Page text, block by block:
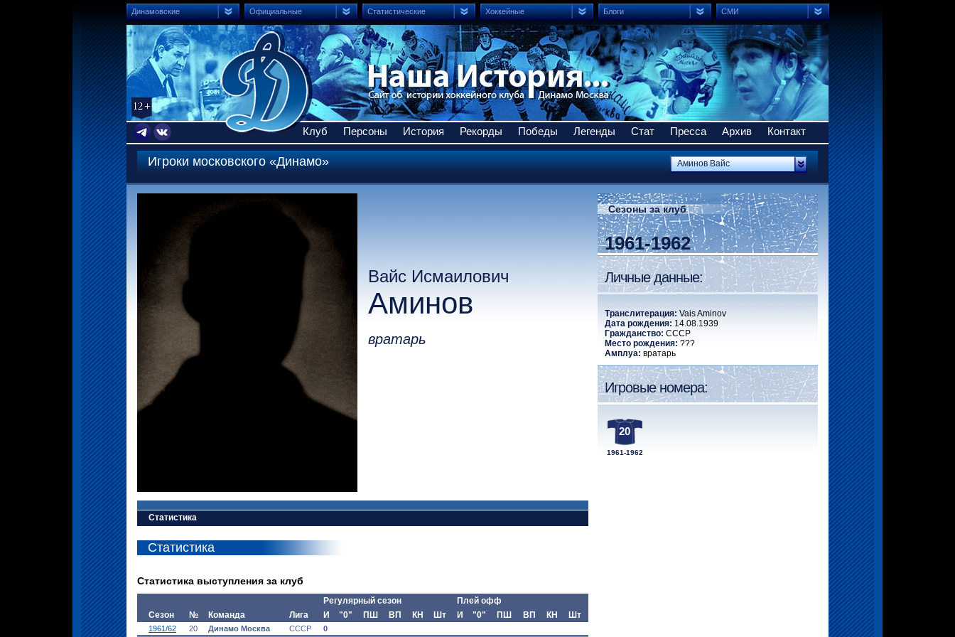
Динамовские Официальные Статистические Хоккейные Блоги СМИ
Клуб Персоны История Рекорды Победы Легенды Стат Пресса Архив Контакт
Игроки московского «Динамо» Аминов Вайс
Вайс Исмаилович
Аминов
вратарь
Статистика
Статистика
Статистика выступления за клуб
Регулярный сезон
Плей офф
Сезон
№ Команда Лига И "0" ПШ ВП КН Шт И "0" ПШ ВП КН Шт
1961/62 20 Динамо Москва СССР 0
Сезоны за клуб
1961-1962
Личные данные:
Транслитерация: Vais Aminov
Дата рождения: 14.08.1939
Гражданство: СССР
Место рождения: ???
Амплуа: вратарь
Игровые номера:
20
1961-1962